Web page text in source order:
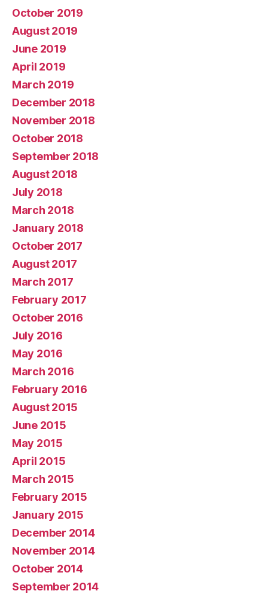
October 2019
August 2019
June 2019
April 2019
March 2019
December 2018
November 2018
October 2018
September 2018
August 2018
July 2018
March 2018
January 2018
October 2017
August 2017
March 2017
February 2017
October 2016
July 2016
May 2016
March 2016
February 2016
August 2015
June 2015
May 2015
April 2015
March 2015
February 2015
January 2015
December 2014
November 2014
October 2014
September 2014